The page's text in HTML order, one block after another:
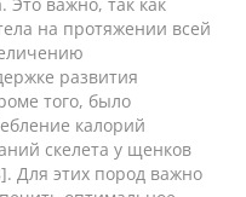
на протяжении всей
развития
того, было
калорий
скелета у щенков
Для этих пород важно